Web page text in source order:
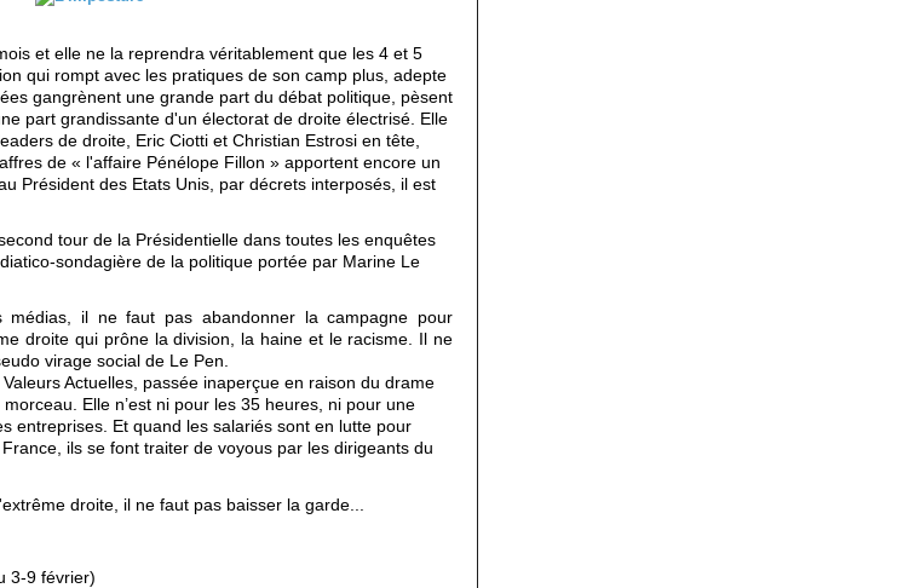
et elle ne la reprendra véritablement que les 4 et 5
qui rompt avec les pratiques de son camp plus, adepte
gangrènent une grande part du débat politique, pèsent
part grandissante d'un électorat de droite électrisé. Elle
de droite, Eric Ciotti et Christian Estrosi en tête,
de « l'affaire Pénélope Fillon » apportent encore un
Président des Etats Unis, par décrets interposés, il est
tour de la Présidentielle dans toutes les enquêtes
sondagière de la politique portée par Marine Le
médias, il ne faut pas abandonner la campagne pour
droite qui prône la division, la haine et le racisme. Il ne
virage social de Le Pen.
Actuelles, passée inaperçue en raison du drame
Elle n’est ni pour les 35 heures, ni pour une
entreprises. Et quand les salariés sont en lutte pour
ils se font traiter de voyous par les dirigeants du
droite, il ne faut pas baisser la garde...
3-9 février)